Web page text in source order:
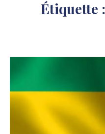
Étiquette :